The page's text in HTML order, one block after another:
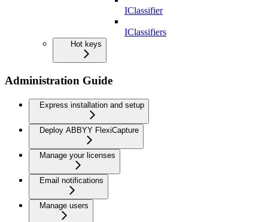
IClassifier
IClassifiers
Hot keys
Administration Guide
Express installation and setup
Deploy ABBYY FlexiCapture
Manage your licenses
Email notifications
Manage users